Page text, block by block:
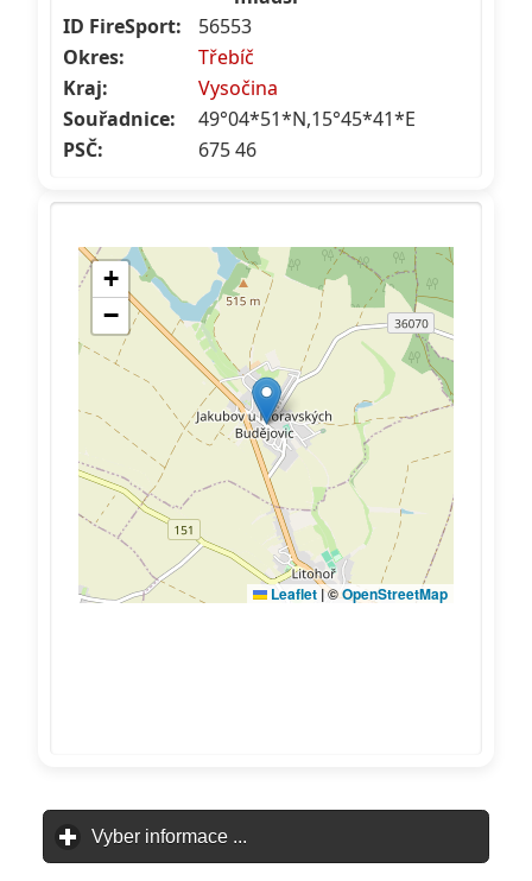
ID FireSport:
56553
Okres:
Třebíč
Kraj:
Vysočina
Souřadnice:
49°04*51*N,15°45*41*E
PSČ:
675 46
Vyber informace ...